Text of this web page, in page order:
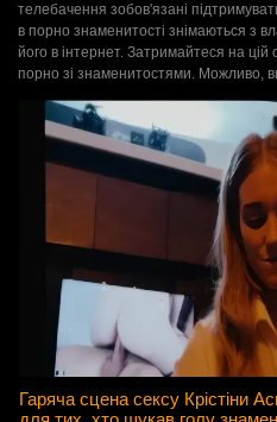
телебачення зобов'язані
в порно знаменитості знімаються з
його в інтернет. Затримайтеся на цій
порно зі знаменитостями. Можливо,
Гаряча сцена сексу Крістіни